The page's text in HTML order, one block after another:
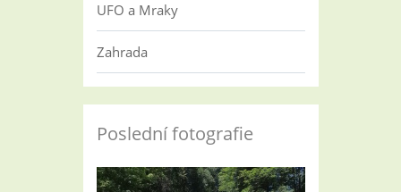
UFO a Mraky
Zahrada
Poslední fotografie